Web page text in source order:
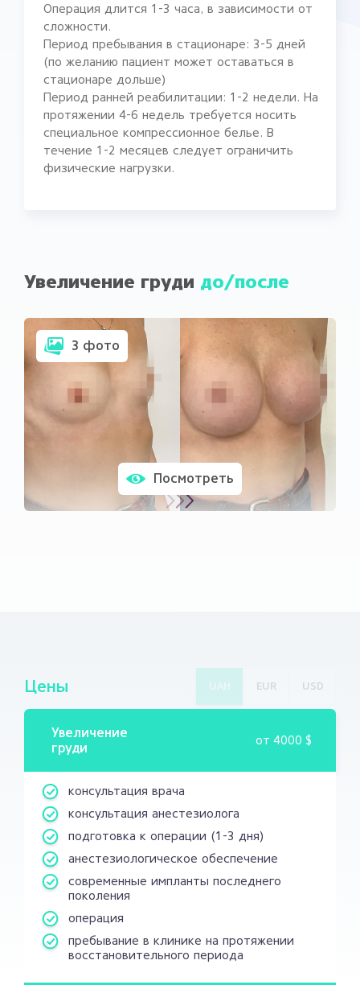
Операция длится 1-3 часа, в зависимости от
сложности.
Период пребывания в стационаре: 3-5 дней
(по желанию пациент может оставаться в
стационаре дольше)
Период ранней реабилитации: 1-2 недели. На
протяжении 4-6 недель требуется носить
специальное компрессионное белье. В
течение 1-2 месяцев следует ограничить
физические нагрузки.
Увеличение груди до/после
3 фото
Посмотреть
UAH EUR USD
Цены
Увеличение
груди
от 4000 $
консультация врача
консультация анестезиолога
подготовка к операции (1-3 дня)
анестезиологическое обеспечение
современные импланты последнего
поколения
операция
пребывание в клинике на протяжении
восстановительного периода